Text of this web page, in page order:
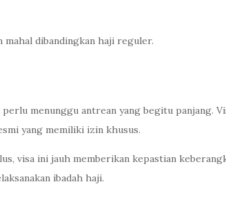
mahal dibandingkan haji reguler.
menunggu antrean yang begitu panjang.
yang memiliki izin khusus.
visa ini jauh memberikan kepastian
ibadah haji.